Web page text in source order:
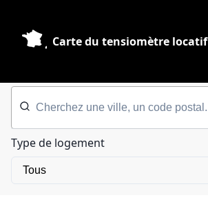
Carte du tensiomètre locatif
Type de logement